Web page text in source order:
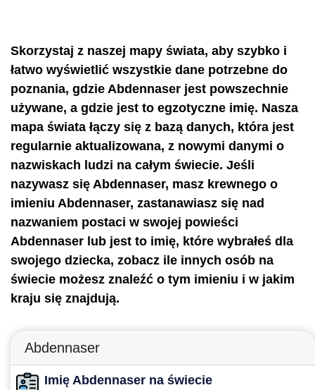
Skorzystaj z naszej mapy świata, aby szybko i
łatwo wyświetlić wszystkie dane potrzebne do
poznania, gdzie Abdennaser jest powszechnie
używane, a gdzie jest to egzotyczne imię. Nasza
mapa świata łączy się z bazą danych, która jest
regularnie aktualizowana, z nowymi danymi o
nazwiskach ludzi na całym świecie. Jeśli
nazywasz się Abdennaser, masz krewnego o
imieniu Abdennaser, zastanawiasz się nad
nazwaniem postaci w swojej powieści
Abdennaser lub jest to imię, które wybrałeś dla
swojego dziecka, zobacz ile innych osób na
świecie możesz znaleźć o tym imieniu i w jakim
kraju się znajdują.
Abdennaser
Imię Abdennaser na świecie